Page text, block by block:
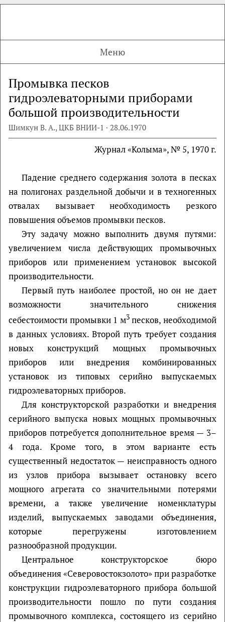
Меню
Промывка песков
гидроэлеваторными приборами
большой производительности
Шимкун В. А., ЦКБ ВНИИ-1 · 28.06.1970
Журнал «Колыма», № 5, 1970 г.
Падение среднего содержания золота в песках
на полигонах раздельной добычи и в техногенных
отвалах вызывает необходимость резкого
повышения объемов промывки песков.
Эту задачу можно выполнить двумя путями:
увеличением числа действующих промывочных
приборов или применением установок высокой
производительности.
Первый путь наиболее простой, но он не дает
возможности значительного снижения
себестоимости промывки 1 м3песков, необходимой
в данных условиях. Второй путь требует создания
новых конструкций мощных промывочных
приборов или внедрения комбинированных
установок из типовых серийно выпускаемых
гидроэлеваторных приборов.
Для конструкторской разработки и внедрения
серийного выпуска новых мощных промывочных
приборов потребуется дополнительное время — 3–
4 года. Кроме того, в этом варианте есть
существенный недостаток — неисправность одного
из узлов прибора вызывает остановку всего
мощного агрегата со значительными потерями
времени, а так­же увеличение номенклатуры
изделий, выпускаемых заводами объединения,
которые перегружены изготовлением
разнообразной продукции.
Центральное конструкторское бюро
объединения «Северовостокзолото» при разработке
конструкции гидроэлеваторного прибора большой
производительности пошло по пути создания
промывочного комплекса, состоящего из серийно